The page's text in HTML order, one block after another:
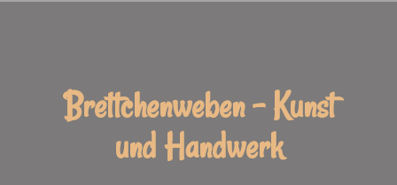
Brettchenweben - Kunst
und Handwerk